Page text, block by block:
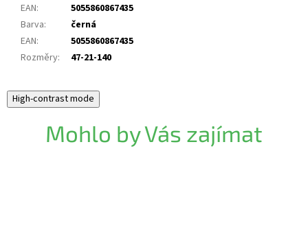
EAN:
5055860867435
Barva:
černá
EAN:
5055860867435
Rozměry: 47-21-140
High-contrast mode
Mohlo by Vás zajímat